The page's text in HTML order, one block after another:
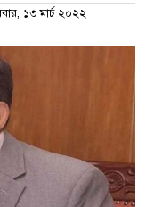
১৩ মার্চ ২০২২